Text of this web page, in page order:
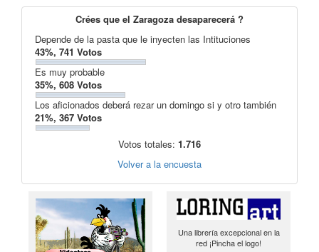
Crées que el Zaragoza desaparecerá ?
Depende de la pasta que le inyecten las Intituciones
43%, 741 Votos
Es muy probable
35%, 608 Votos
Los aficionados deberá rezar un domingo si y otro también
21%, 367 Votos
Votos totales: 1.716
Volver a la encuesta
Una librería excepcional en la
red ¡Pincha el logo!